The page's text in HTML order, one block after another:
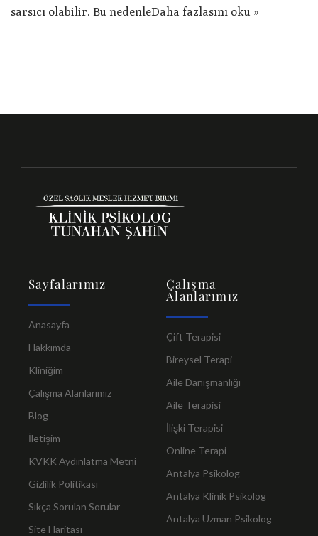
sarsıcı olabilir. Bu nedenleDaha fazlasını oku »
Sayfalarımız
Anasayfa
Hakkımda
Kliniğim
Çalışma Alanlarımız
Blog
İletişim
KVKK Aydınlatma Metni
Gizlilik Politikası
Sıkça Sorulan Sorular
Site Haritası
Çalışma
Alanlarımız
Çift Terapisi
Bireysel Terapi
Aile Danışmanlığı
Aile Terapisi
İlişki Terapisi
Online Terapi
Antalya Psikolog
Antalya Klinik Psikolog
Antalya Uzman Psikolog